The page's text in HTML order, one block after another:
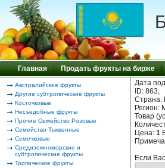
Главная | Продать фрукты на бирже |
Австралийские фрукты
Другие субтропические фрукты
Косточковые
Несъедобные фрукты
Прочие Семейство Розовые
Семейство Тыквенные
Семечковые
Средиземноморские и
субтропические фрукты
Тропические фрукты
Дата
ID: 863,
Страна:
Регион:
Товар
Цена: 1
Если